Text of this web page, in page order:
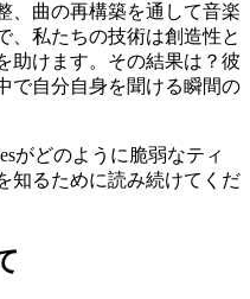
、曲の再構築を通して音楽
、私たちの技術は創造性と
助けます。その結果は？彼
で自分自身を聞ける瞬間の
がどのように脆弱なティ
知るために読み続けてくだ